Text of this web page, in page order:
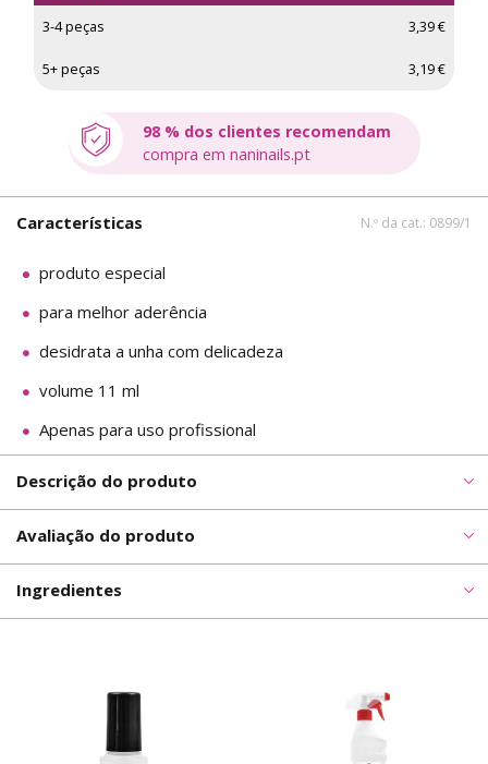
3-4 peças 3,39 €
5+ peças 3,19 €
98 % dos clientes recomendam
compra em naninails.pt
Características N.º da cat.: 0899/1
produto especial
para melhor aderência
desidrata a unha com delicadeza
volume 11 ml
Apenas para uso profissional
Descrição do produto
Avaliação do produto
Ingredientes